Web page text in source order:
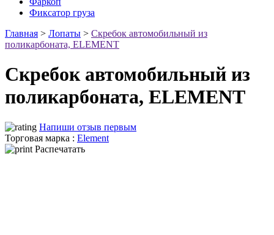
Фиксатор груза
Главная > Лопаты > Скребок автомобильный из
поликарбоната, ELEMENT
Скребок автомобильный из
поликарбоната, ELEMENT
Напиши отзыв первым
Торговая марка : Element
Распечатать